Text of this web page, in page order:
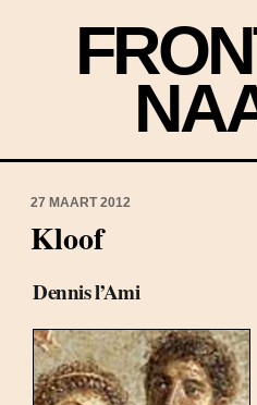
27 MAART 2012
Kloof
Dennis l’Ami